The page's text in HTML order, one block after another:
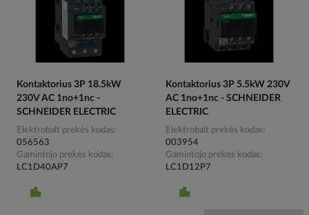
Kontaktorius 3P 18.5kW
230V AC 1no+1nc -
SCHNEIDER ELECTRIC
Elektrobalt prekės kodas
056563
Gamintojo prekės kodas
LC1D40AP7
Kontaktorius 3P 5.5kW 230V
AC 1no+1nc - SCHNEIDER
ELECTRIC
Elektrobalt prekės kodas
003954
Gamintojo prekės kodas
LC1D12P7